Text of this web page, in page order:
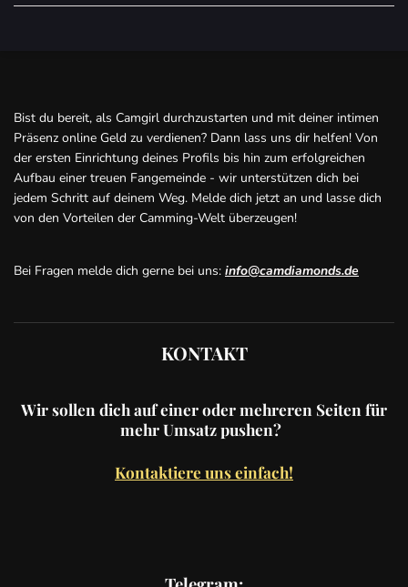
Bist du bereit, als Camgirl durchzustarten und mit deiner intimen
Präsenz online Geld zu verdienen? Dann lass uns dir helfen! Von
der ersten Einrichtung deines Profils bis hin zum erfolgreichen
Aufbau einer treuen Fangemeinde - wir unterstützen dich bei
jedem Schritt auf deinem Weg. Melde dich jetzt an und lasse dich
von den Vorteilen der Camming-Welt überzeugen!
Bei Fragen melde dich gerne bei uns: info@camdiamonds.de
KONTAKT
Wir sollen dich auf einer oder mehreren Seiten für
mehr Umsatz pushen?
Kontaktiere uns einfach!